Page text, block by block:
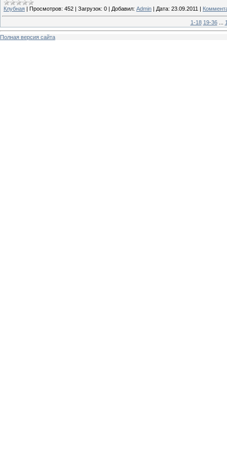
Клубная | Просмотров: 452 | Загрузок: 0 | Добавил: Admin | Дата: 23.09.2011 |
1-18 19-36 ...
Полная версия сайта